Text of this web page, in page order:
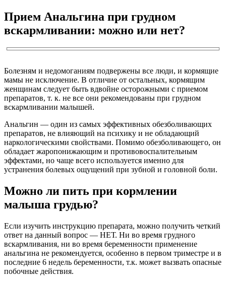
Прием Анальгина при грудном
вскармливании: можно или нет?
Болезням и недомоганиям подвержены все люди, и кормящие
мамы не исключение. В отличие от остальных, кормящим
женщинам следует быть вдвойне осторожными с приемом
препаратов, т. к. не все они рекомендованы при грудном
вскармливании малышей.
Анальгин — один из самых эффективных обезболивающих
препаратов, не влияющий на психику и не обладающий
наркологическими свойствами. Помимо обезболивающего, он
обладает жаропонижающим и противовоспалительным
эффектами, но чаще всего используется именно для
устранения болевых ощущений при зубной и головной боли.
Можно ли пить при кормлении
малыша грудью?
Если изучить инструкцию препарата, можно получить четкий
ответ на данный вопрос — НЕТ. Ни во время грудного
вскармливания, ни во время беременности применение
анальгина не рекомендуется, особенно в первом триместре и в
последние 6 недель беременности, т.к. может вызвать опасные
побочные действия.